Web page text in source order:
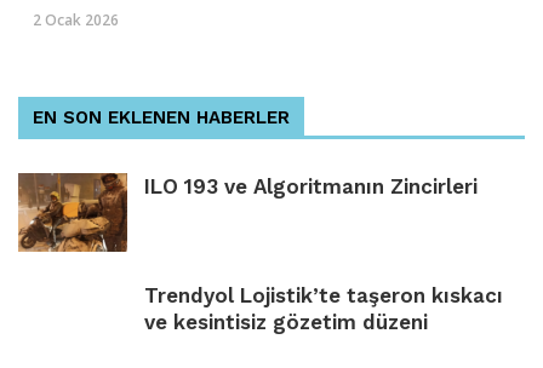
2 Ocak 2026
EN SON EKLENEN HABERLER
ILO 193 ve Algoritmanın Zincirleri
Trendyol Lojistik’te taşeron kıskacı
ve kesintisiz gözetim düzeni